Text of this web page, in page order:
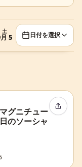
土
5 日付を選択
グニチュー
のソーシャ
イベン